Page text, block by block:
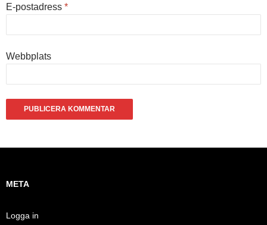
E-postadress *
Webbplats
META
Logga in